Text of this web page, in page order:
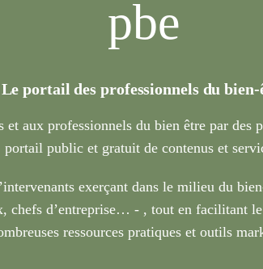
pbe
Le portail des professionnels du
aux professionnels du bien être par des
portail public et gratuit de contenus et
exerçant dans le milieu du
chefs d’entreprise… - , tout en facilitant
ressources pratiques et outils